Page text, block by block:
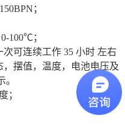
；
100℃；
可连续工作 35 小时 左右
，摆值，温度，电池电压及
；